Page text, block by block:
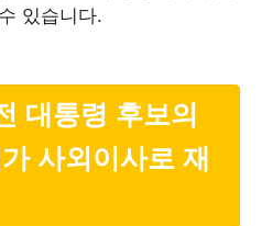
있습니다.
대통령 후보의
사외이사로 재